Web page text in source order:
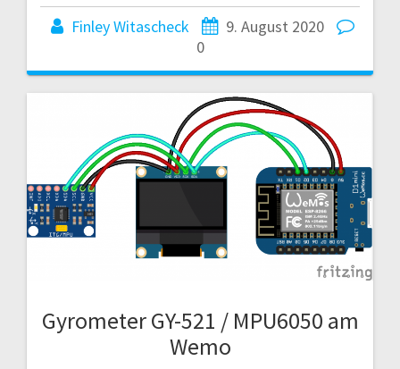
Finley Witascheck
9. August 2020
0
Gyrometer GY-521 / MPU6050 am
Wemo